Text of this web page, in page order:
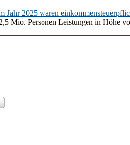
Jahr 2025 waren
Mio. Personen Leistungen in Höhe